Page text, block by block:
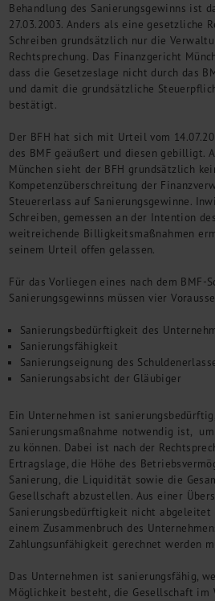
Behandlung des Sanierungsgewinns ist
27.03.2003. Anders als eine gesetzliche
Schreiben grundsätzlich nur die
Rechtsprechung. Das Finanzgericht
dass die Gesetzeslage nicht durch das
und damit die grundsätzliche
bestätigt.
Der BFH hat sich mit Urteil vom
des BMF geäußert und diesen gebilligt.
München sieht der BFH grundsätzlich
Kompetenzüberschreitung der
Steuererlass auf Sanierungsgewinne.
Schreiben, gemessen an der Intention
weitreichende Billigkeitsmaßnahmen
seinem Urteil offen gelassen.
Für das Vorliegen eines nach dem BMF-
Sanierungsgewinns müssen vier
Sanierungsbedürftigkeit des
Sanierungsfähigkeit
Sanierungseignung des
Sanierungsabsicht der Gläubiger
Ein Unternehmen ist
Sanierungsmaßnahme notwendig ist,
zu können. Dabei ist nach der
Ertragslage, die Höhe des
Sanierung, die Liquidität sowie die
Gesellschaft abzustellen. Aus einer
Sanierungsbedürftigkeit nicht abgeleitet
einem Zusammenbruch des
Zahlungsunfähigkeit gerechnet werden
Das Unternehmen ist sanierungsfähig,
Möglichkeit besteht, die Gesellschaft im